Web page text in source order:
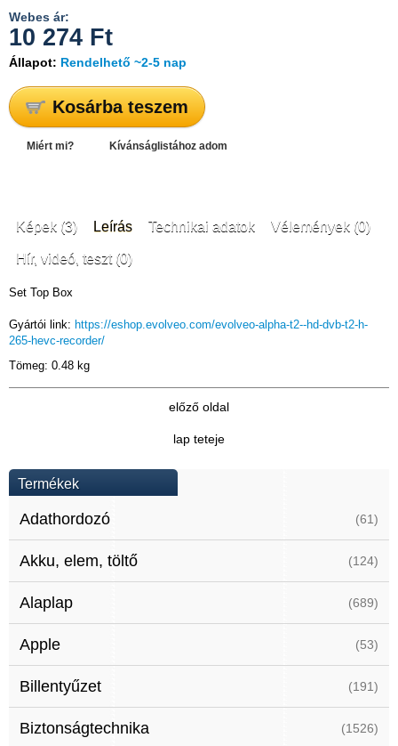
Termékek
Adathordozó (61)
Akku, elem, töltő (124)
Alaplap (689)
Apple (53)
Billentyűzet (191)
Biztonságtechnika (1526)
Webes ár:
10 274 Ft
Állapot: Rendelhető ~2-5 nap
Kosárba teszem
Miért mi? Kívánságlistához adom
Képek (3) Leírás Technikai adatok Vélemények (0)
Hír, videó, teszt (0)
Set Top Box
Gyártói link: https://eshop.evolveo.com/evolveo-alpha-t2--hd-dvb-t2-h-
265-hevc-recorder/
Tömeg: 0.48 kg
előző oldal
lap teteje